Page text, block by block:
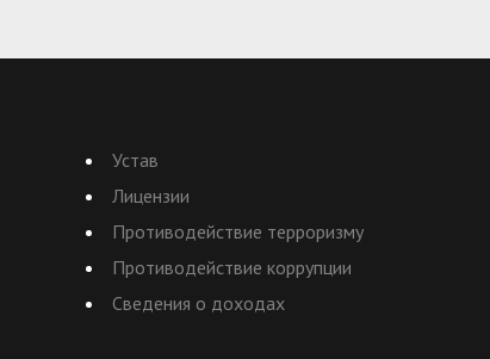
Устав
Лицензии
Противодействие терроризму
Противодействие коррупции
Сведения о доходах